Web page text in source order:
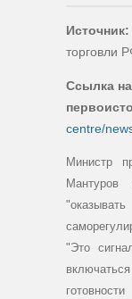
Источник:
торговли
Ссылка на
centre/
Министр
Мантуров
"Это